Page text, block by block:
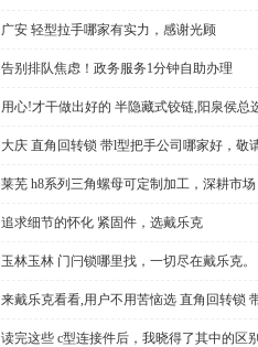
广安 轻型拉手哪家有实力，感谢光顾
告别排队焦虑！政务服务1分钟自助办理
用心!才干做出好的 半隐藏式铰链,阳泉侯总
大庆 直角回转锁 带l型把手公司哪家好，敬
莱芜 h8系列三角螺母可定制加工，深耕市场
追求细节的怀化 紧固件，选戴乐克
玉林玉林 门闩锁哪里找，一切尽在戴乐克。
来戴乐克看看,用户不用苦恼选 直角回转锁
读完这些 c型连接件后，我晓得了其中的区